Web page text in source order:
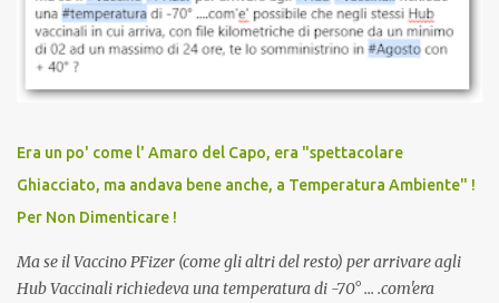
sconti, incentivi per vaccinarsi. Non avevamo mai visto
discriminazioni per coloro che non l’hanno fatto. Se non sei stato
vaccinato, nessuno aveva prima cercato di farti sentire una
persona cattiva. Non avevamo mai visto un vaccino che minacci le
vaccino usato per minacciare i mezzi di sussistenza, il lavoro o la
scuola. Non avevamo mai visto un vaccino che permettesse a un
dodicenne di ignorare il consenso dei genitori. Dopo tutti i vaccini
che abbiamo elencato sopra...
Era un po' come l' Amaro del Capo, era "spettacolare
Ghiacciato, ma andava bene anche, a Temperatura Ambiente" !
Per Non Dimenticare !
Ma se il Vaccino PFizer (come gli altri del resto) per arrivare agli
Hub Vaccinali richiedeva una temperatura di -70° ... .com'era